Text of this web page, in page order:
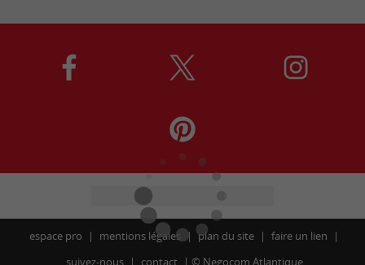
espace pro mentions légales plan du site
faire un lien